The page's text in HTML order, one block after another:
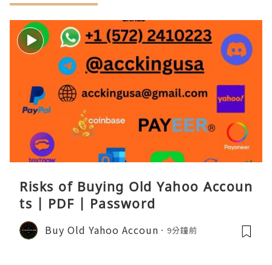
Risks of Buying Old Yahoo Accoun
ts | PDF | Password
Buy Old Yahoo Accoun 9分鐘前